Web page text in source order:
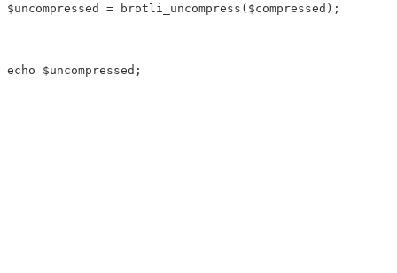
$uncompressed = brotli_uncompress($compressed);